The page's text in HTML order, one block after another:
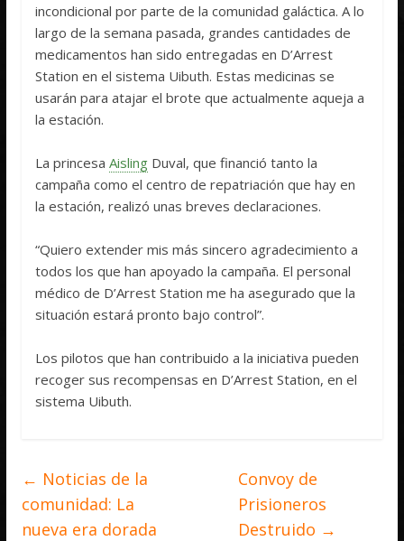
incondicional por parte de la comunidad galáctica. A lo
largo de la semana pasada, grandes cantidades de
medicamentos han sido entregadas en D’Arrest
Station en el sistema Uibuth. Estas medicinas se
usarán para atajar el brote que actualmente aqueja a
la estación.
La princesaAisling Duval, que financió tanto la
campaña como el centro de repatriación que hay en
la estación, realizó unas breves declaraciones.
“Quiero extender mis más sincero agradecimiento a
todos los que han apoyado la campaña. El personal
médico de D’Arrest Station me ha asegurado que la
situación estará pronto bajo control”.
Los pilotos que han contribuido a la iniciativa pueden
recoger sus recompensas en D’Arrest Station, en el
sistema Uibuth.
← Noticias de la
comunidad: La
nueva era dorada
Convoy de
Prisioneros
Destruido →